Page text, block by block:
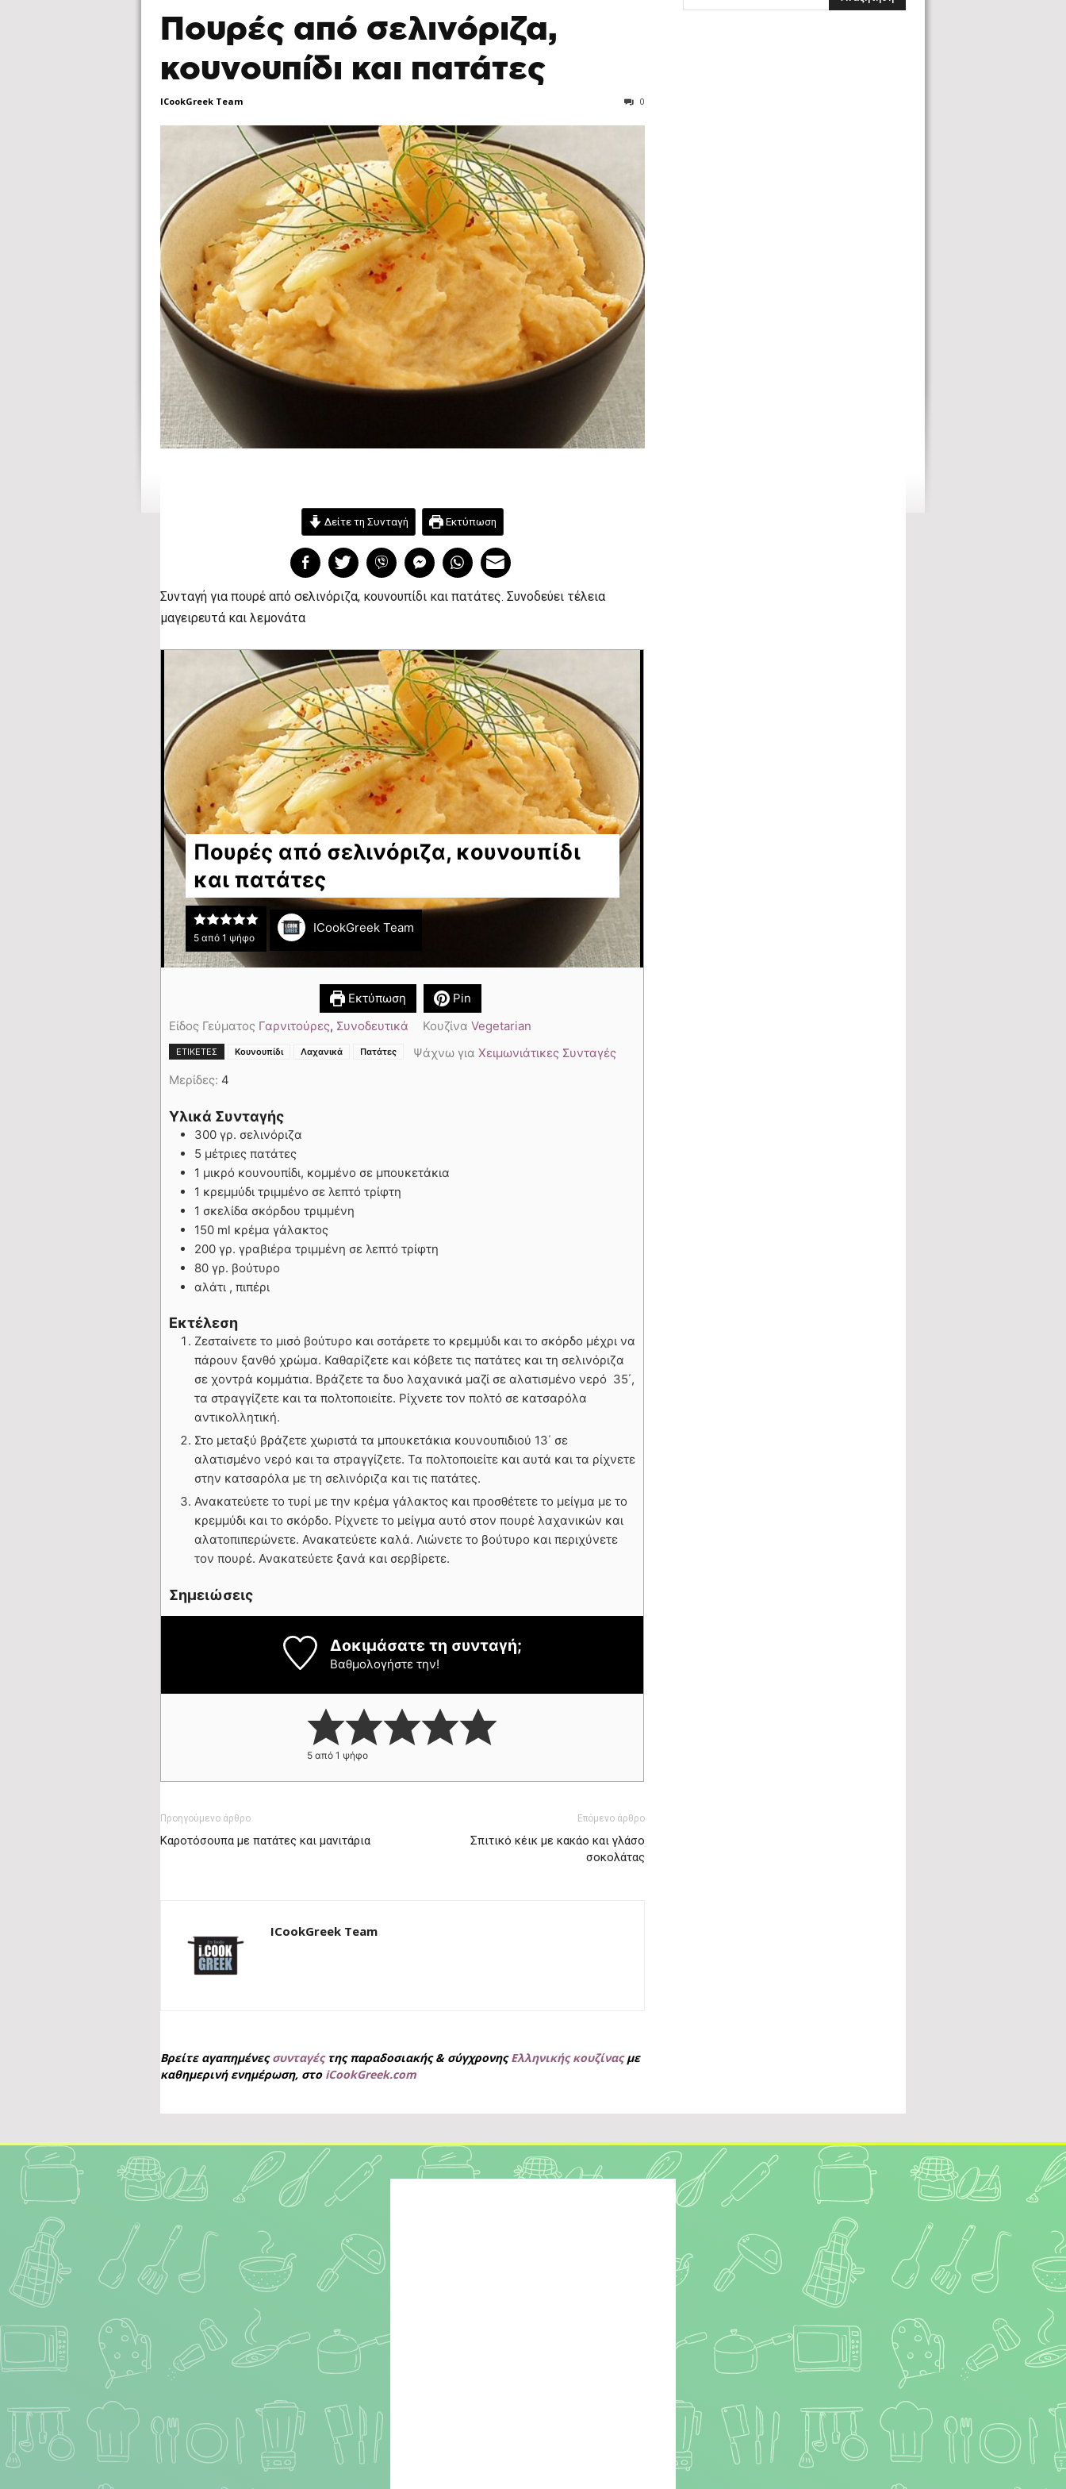
Πουρές από σελινόριζα,
κουνουπίδι και πατάτες
ICookGreek Team 0
Δείτε τη Συνταγή Εκτύπωση
Συνταγή για πουρέ από σελινόριζα, κουνουπίδι και πατάτες. Συνοδεύει τέλεια
μαγειρευτά και λεμονάτα
Πουρές από σελινόριζα, κουνουπίδι
και πατάτες
5από 1 ψήφο
ICookGreek Team
Εκτύπωση
Pin
Είδος Γεύματος Γαρνιτούρες, Συνοδευτικά ΚουζίναVegetarian
ΕΤΙΚΈΤΕΣ Κουνουπίδι Λαχανικά Πατάτες Ψάχνω γιαΧειμωνιάτικες Συνταγές
Μερίδες: 4
Υλικά Συνταγής
300 γρ. σελινόριζα
5 μέτριες πατάτες
1 μικρό κουνουπίδι, κομμένο σε μπουκετάκια
1 κρεμμύδι τριμμένο σε λεπτό τρίφτη
1 σκελίδα σκόρδου τριμμένη
150 ml κρέμα γάλακτος
200 γρ. γραβιέρα τριμμένη σε λεπτό τρίφτη
80 γρ. βούτυρο
αλάτι , πιπέρι
Εκτέλεση
Ζεσταίνετε το μισό βούτυρο και σοτάρετε το κρεμμύδι και το σκόρδο μέχρι να
πάρουν ξανθό χρώμα. Καθαρίζετε και κόβετε τις πατάτες και τη σελινόριζα
σε χοντρά κομμάτια. Βράζετε τα δυο λαχανικά μαζί σε αλατισμένο νερό 35΄,
τα στραγγίζετε και τα πολτοποιείτε. Ρίχνετε τον πολτό σε κατσαρόλα
αντικολλητική.
Στο μεταξύ βράζετε χωριστά τα μπουκετάκια κουνουπιδιού 13΄ σε
αλατισμένο νερό και τα στραγγίζετε. Τα πολτοποιείτε και αυτά και τα ρίχνετε
στην κατσαρόλα με τη σελινόριζα και τις πατάτες.
Ανακατεύετε το τυρί με την κρέμα γάλακτος και προσθέτετε το μείγμα με το
κρεμμύδι και το σκόρδο. Ρίχνετε το μείγμα αυτό στον πουρέ λαχανικών και
αλατοπιπερώνετε. Ανακατεύετε καλά. Λιώνετε το βούτυρο και περιχύνετε
τον πουρέ. Ανακατεύετε ξανά και σερβίρετε.
Σημειώσεις
Δοκιμάσατε τη συνταγή;
Βαθμολογήστε την!
5 από 1 ψήφο
Προηγούμενο άρθρο
Καροτόσουπα με πατάτες και μανιτάρια
Επόμενο άρθρο
Σπιτικό κέικ με κακάο και γλάσο
σοκολάτας
ICookGreek Team
Βρείτε αγαπημένεςσυνταγέςτης παραδοσιακής & σύγχρονηςΕλληνικής κουζίναςμε
καθημερινή ενημέρωση, στο iCookGreek.com